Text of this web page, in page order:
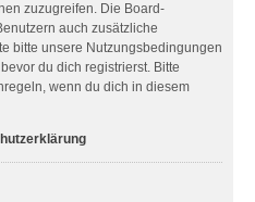
zuzugreifen. Die Board-
auch zusätzliche
bitte unsere Nutzungsbedingungen
du dich registrierst. Bitte
wenn du dich in diesem